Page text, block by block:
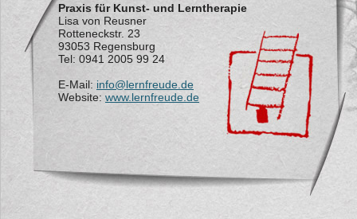
Praxis für Kunst- und Lerntherapie
Lisa von Reusner
Rotteneckstr. 23
93053 Regensburg
Tel: 0941 2005 99 24
E-Mail: info@lernfreude.de
Website: www.lernfreude.de